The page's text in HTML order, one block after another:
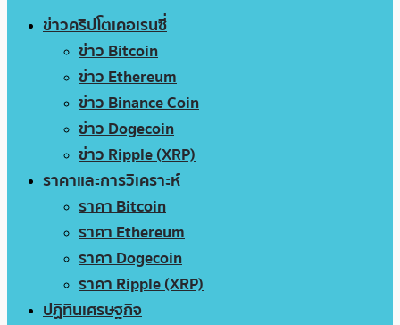
ข่าวคริปโตเคอเรนซี่
ข่าว Bitcoin
ข่าว Ethereum
ข่าว Binance Coin
ข่าว Dogecoin
ข่าว Ripple (XRP)
ราคาและการวิเคราะห์
ราคา Bitcoin
ราคา Ethereum
ราคา Dogecoin
ราคา Ripple (XRP)
ปฏิทินเศรษฐกิจ